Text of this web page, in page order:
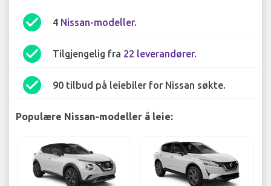
check_circle 4 Nissan-modeller.
check_circle Tilgjengelig fra 22 leverandører.
check_circle 90 tilbud på leiebiler for Nissan søkte.
Populære Nissan-modeller å leie: